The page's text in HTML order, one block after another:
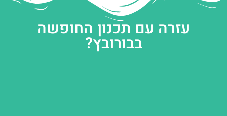
עזרה עם תכנון החופשה
בבורובץ?